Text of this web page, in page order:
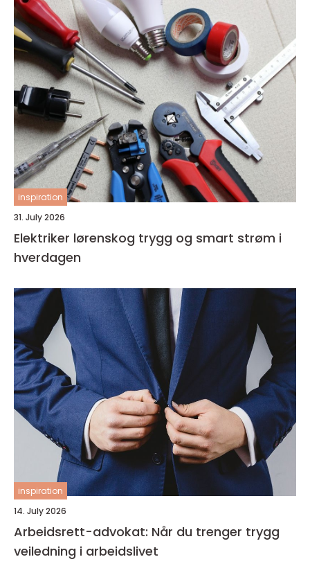
inspiration
31. July 2026
Elektriker lørenskog trygg og smart strøm i
hverdagen
inspiration
14. July 2026
Arbeidsrett-advokat: Når du trenger trygg
veiledning i arbeidslivet